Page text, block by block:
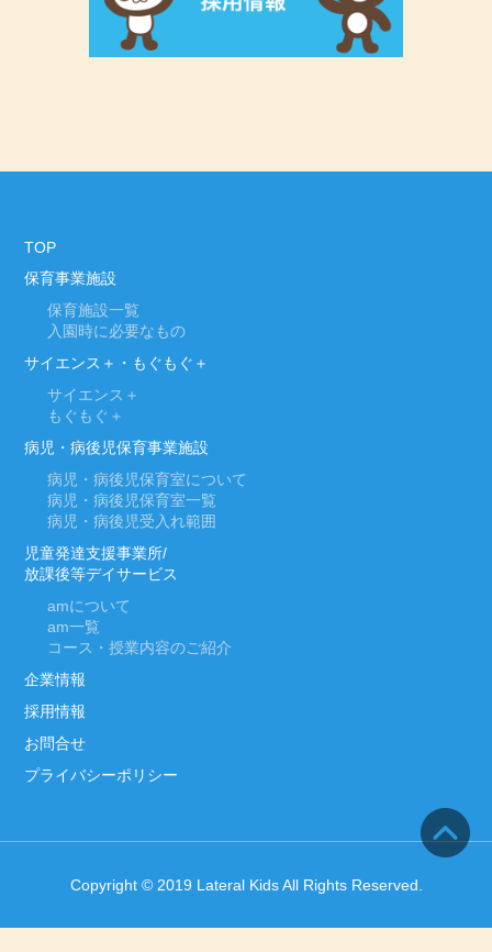
TOP
保育事業施設
保育施設一覧
入園時に必要なもの
サイエンス＋・もぐもぐ＋
サイエンス＋
もぐもぐ＋
病児・病後児保育事業施設
病児・病後児保育室について
病児・病後児保育室一覧
病児・病後児受入れ範囲
児童発達支援事業所/
放課後等デイサービス
amについて
am一覧
コース・授業内容のご紹介
企業情報
採用情報
お問合せ
プライバシーポリシー
Copyright © 2019 Lateral Kids All Rights Reserved.